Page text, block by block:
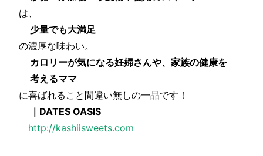
は、
少量でも大満足
の濃厚な味わい。
カロリーが気になる妊婦さんや、家族の健康を
考えるママ
に喜ばれること間違い無しの一品です！
｜DATES OASIS
http://kashiisweets.com